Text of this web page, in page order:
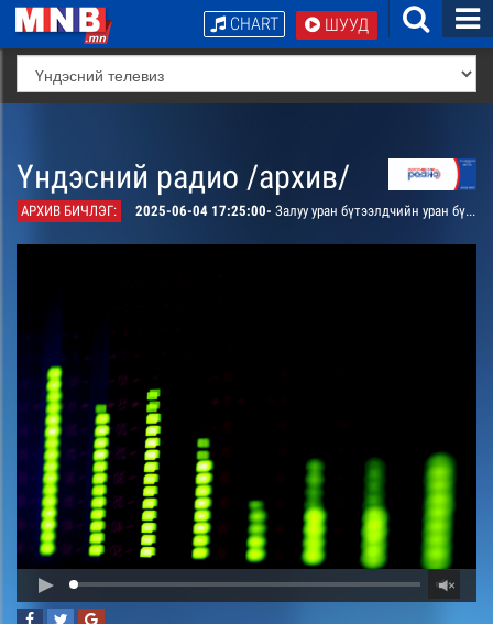
ШУУД
CHART
Үндэсний радио /архив/
АРХИВ БИЧЛЭГ: 2025-06-04 17:25:00- Залуу уран бүтээлдчийн уран бүтээлээс